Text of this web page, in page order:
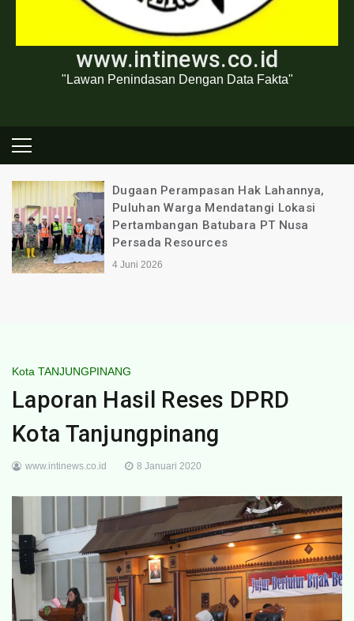
www.intinews.co.id
"Lawan Penindasan Dengan Data Fakta"
Dugaan Perampasan Hak Lahannya,
Puluhan Warga Mendatangi Lokasi
Pertambangan Batubara PT Nusa
Persada Resources
4 Juni 2026
Kota TANJUNGPINANG
Laporan Hasil Reses DPRD
Kota Tanjungpinang
www.intinews.co.id 8 Januari 2020